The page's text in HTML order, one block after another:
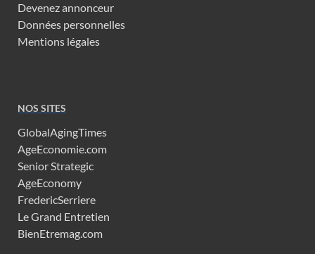
Devenez annonceur
Données personnelles
Mentions légales
NOS SITES
GlobalAgingTimes
AgeEconomie.com
Senior Strategic
AgeEconomy
FredericSerriere
Le Grand Entretien
BienEtremag.com